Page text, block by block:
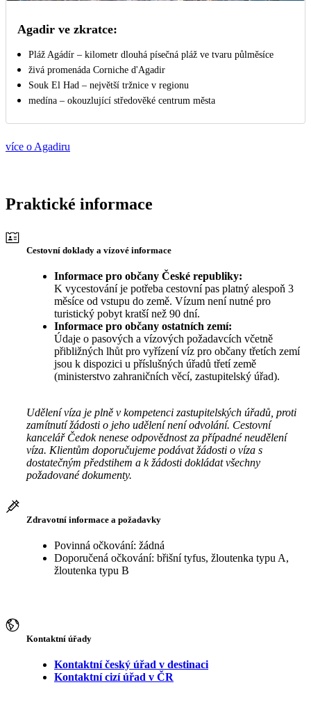
Agadir ve zkratce:
Pláž Agádír – kilometr dlouhá písečná pláž ve tvaru půlměsíce
živá promenáda Corniche d'Agadir
Souk El Had – největší tržnice v regionu
medína – okouzlující středověké centrum města
více o Agadiru
Praktické informace
Cestovní doklady a vízové informace
Informace pro občany České republiky:
K vycestování je potřeba cestovní pas platný alespoň 3
měsíce od vstupu do země. Vízum není nutné pro
turistický pobyt kratší než 90 dní.
Informace pro občany ostatních zemí:
Údaje o pasových a vízových požadavcích včetně
přibližných lhůt pro vyřízení víz pro občany třetích zemí
jsou k dispozici u příslušných úřadů třetí země
(ministerstvo zahraničních věcí, zastupitelský úřad).
Udělení víza je plně v kompetenci zastupitelských úřadů, proti
zamítnutí žádosti o jeho udělení není odvolání. Cestovní
kancelář Čedok nenese odpovědnost za případné neudělení
víza. Klientům doporučujeme podávat žádosti o víza s
dostatečným předstihem a k žádosti dokládat všechny
požadované dokumenty.
Zdravotní informace a požadavky
Povinná očkování: žádná
Doporučená očkování: břišní tyfus, žloutenka typu A,
žloutenka typu B
Kontaktní úřady
Kontaktní český úřad v destinaci
Kontaktní cizí úřad v ČR